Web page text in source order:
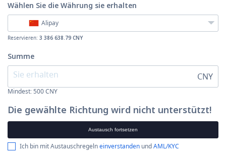
Wählen Sie die Währung sie erhalten
Alipay
Reservieren: 3 386 638.79 CNY
Summe
CNY
Mindest: 500CNY
Die gewählte Richtung wird nicht unterstützt!
Austausch fortsetzen
Ich bin mit Austauschregelneinverstanden undAML/KYC